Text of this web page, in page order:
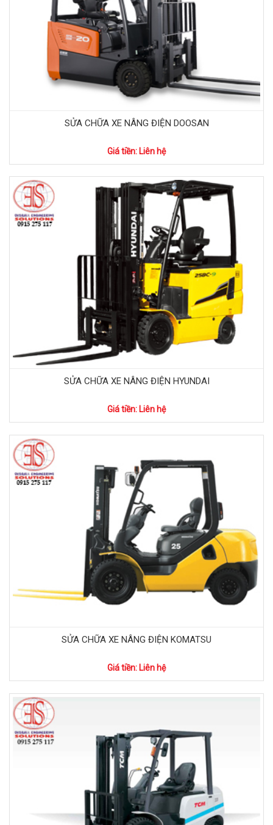
SỬA CHỮA XE NÂNG ĐIỆN DOOSAN
Giá tiền: Liên hệ
SỬA CHỮA XE NÂNG ĐIỆN HYUNDAI
Giá tiền: Liên hệ
SỬA CHỮA XE NÂNG ĐIỆN KOMATSU
Giá tiền: Liên hệ